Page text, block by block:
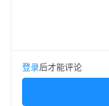
登录后才能评论